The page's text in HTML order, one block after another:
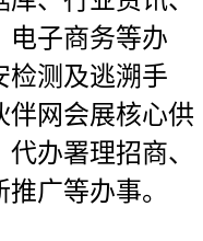
电子商务等办
检测及逃溯手
伴网会展核心供
办署理招商、
广等办事。